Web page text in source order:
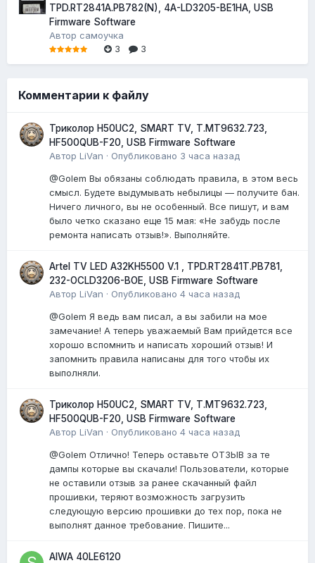
TPD.RT2841A.PB782(N), 4A-LD3205-BE1HA, USB
Firmware Software
Автор самоучка
3
3
Комментарии к файлу
Триколор H50UC2, SMART TV, T.MT9632.723,
HF500QUB-F20, USB Firmware Software
Автор LiVan · Опубликовано 3 часа назад
@Golem Вы обязаны соблюдать правила, в этом весь
смысл. Будете выдумывать небылицы — получите бан.
Ничего личного, вы не особенный. Все пишут, и вам
было четко сказано еще 15 мая: «Не забудь после
ремонта написать отзыв!». Выполняйте.
Artel TV LED A32KH5500 V.1 , TPD.RT2841T.PB781,
232-OCLD3206-BOE, USB Firmware Software
Автор LiVan · Опубликовано 4 часа назад
@Golem Я ведь вам писал, а вы забили на мое
замечание! А теперь уважаемый Вам прийдется все
хорошо вспомнить и написать хороший отзыв! И
запомнить правила написаны для того чтобы их
выполняли.
Триколор H50UC2, SMART TV, T.MT9632.723,
HF500QUB-F20, USB Firmware Software
Автор LiVan · Опубликовано 4 часа назад
@Golem Отлично! Теперь оставьте ОТЗЫВ за те
дампы которые вы скачали! Пользователи, которые
не оставили отзыв за ранее скачанный файл
прошивки, теряют возможность загрузить
следующую версию прошивки до тех пор, пока не
выполнят данное требование. Пишите...
AIWA 40LE6120